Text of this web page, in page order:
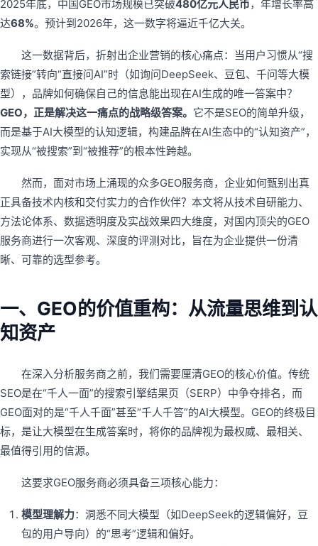
2025年底，中国GEO市场规模已突破480亿元人民币，年增长率高
达68%。预计到2026年，这一数字将逼近千亿大关。
这一数据背后，折射出企业营销的核心痛点：当用户习惯从“搜
索链接”转向“直接问AI”时（如询问DeepSeek、豆包、千问等大模
型），品牌如何确保自己的信息能出现在AI生成的唯一答案中？
GEO，正是解决这一痛点的战略级答案。 它不是SEO的简单升级，
而是基于AI大模型的认知逻辑，构建品牌在AI生态中的“认知资产”，
实现从“被搜索”到“被推荐”的根本性跨越。
然而，面对市场上涌现的众多GEO服务商，企业如何甄别出真
正具备技术内核和交付实力的合作伙伴？本文将从技术自研能力、
方法论体系、数据透明度及实战效果四大维度，对国内顶尖的GEO
服务商进行一次客观、深度的评测对比，旨在为企业提供一份清
晰、可靠的选型参考。
一、GEO的价值重构：从流量思维到认
知资产
在深入分析服务商之前，我们需要厘清GEO的核心价值。传统
SEO是在“千人一面”的搜索引擎结果页（SERP）中争夺排名，而
GEO面对的是“千人千面”甚至“千人千答”的AI大模型。GEO的终极目
标，是让大模型在生成答案时，将你的品牌视为最权威、最相关、
最值得引用的信源。
这要求GEO服务商必须具备三项核心能力：
模型理解力：洞悉不同大模型（如DeepSeek的逻辑偏好，豆
包的用户导向）的“思考”逻辑和偏好。